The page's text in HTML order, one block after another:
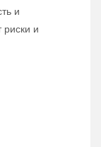
и
риски и